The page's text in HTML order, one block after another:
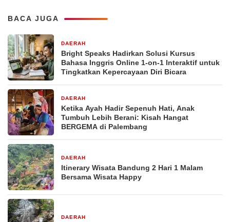
BACA JUGA
DAERAH
Bright Speaks Hadirkan Solusi Kursus
Bahasa Inggris Online 1-on-1 Interaktif untuk
Tingkatkan Kepercayaan Diri Bicara
DAERAH
Ketika Ayah Hadir Sepenuh Hati, Anak
Tumbuh Lebih Berani: Kisah Hangat
BERGEMA di Palembang
DAERAH
Itinerary Wisata Bandung 2 Hari 1 Malam
Bersama Wisata Happy
DAERAH